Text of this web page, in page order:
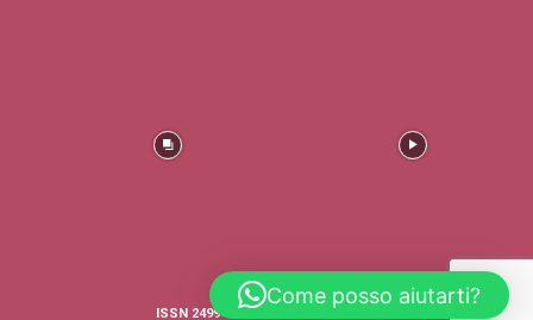
ISSN 2499-4316 © COPYRIGHT - TRADERS'
Come posso aiutarti?